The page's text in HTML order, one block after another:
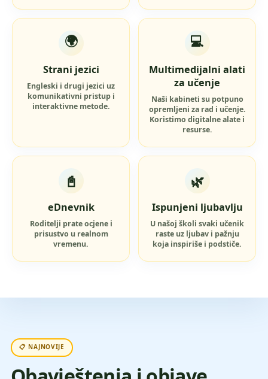
🌍
Strani jezici
Engleski i drugi jezici uz
komunikativni pristup i
interaktivne metode.
💻
Multimedijalni alati
za učenje
Naši kabineti su potpuno
opremljeni za rad i učenje.
Koristimo digitalne alate i
resurse.
📓
eDnevnik
Roditelji prate ocjene i
prisustvo u realnom
vremenu.
🌿
Ispunjeni ljubavlju
U našoj školi svaki učenik
raste uz ljubav i pažnju
koja inspiriše i podstiče.
📋 NAJNOVIJE